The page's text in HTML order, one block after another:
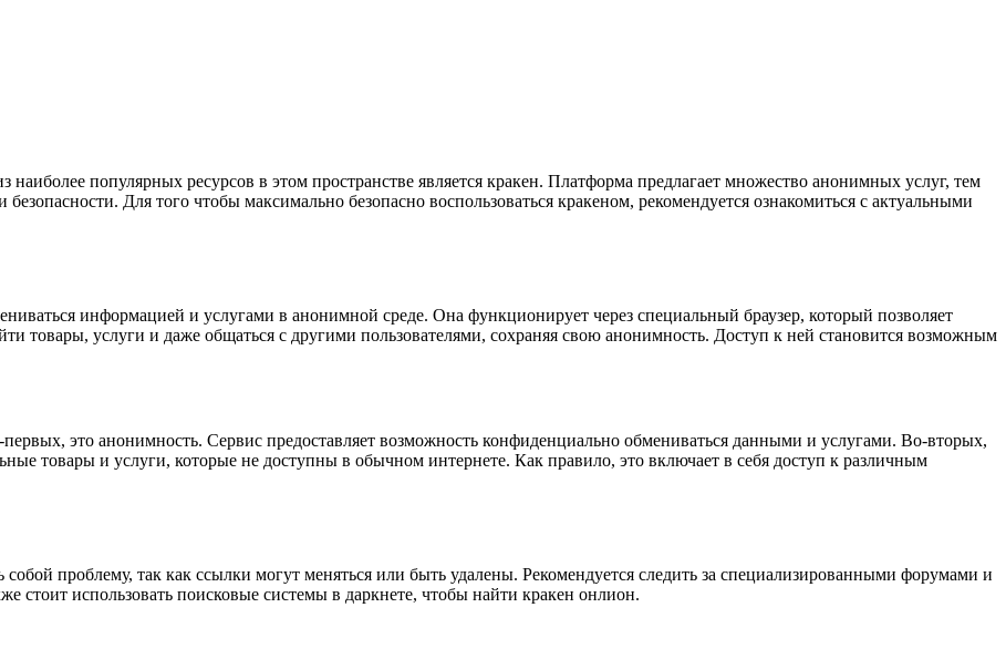
популярных ресурсов в этом пространстве является кракен. Платформа предлагает множество анонимных услуг, тем
Для того чтобы максимально безопасно воспользоваться кракеном, рекомендуется ознакомиться с актуальными
информацией и услугами в анонимной среде. Она функционирует через специальный браузер, который позволяет
товары, услуги и даже общаться с другими пользователями, сохраняя свою анонимность. Доступ к ней становится возможным
это анонимность. Сервис предоставляет возможность конфиденциально обмениваться данными и услугами. Во-вторых,
товары и услуги, которые не доступны в обычном интернете. Как правило, это включает в себя доступ к различным
проблему, так как ссылки могут меняться или быть удалены. Рекомендуется следить за специализированными форумами и
стоит использовать поисковые системы в даркнете, чтобы найти кракен онлион.